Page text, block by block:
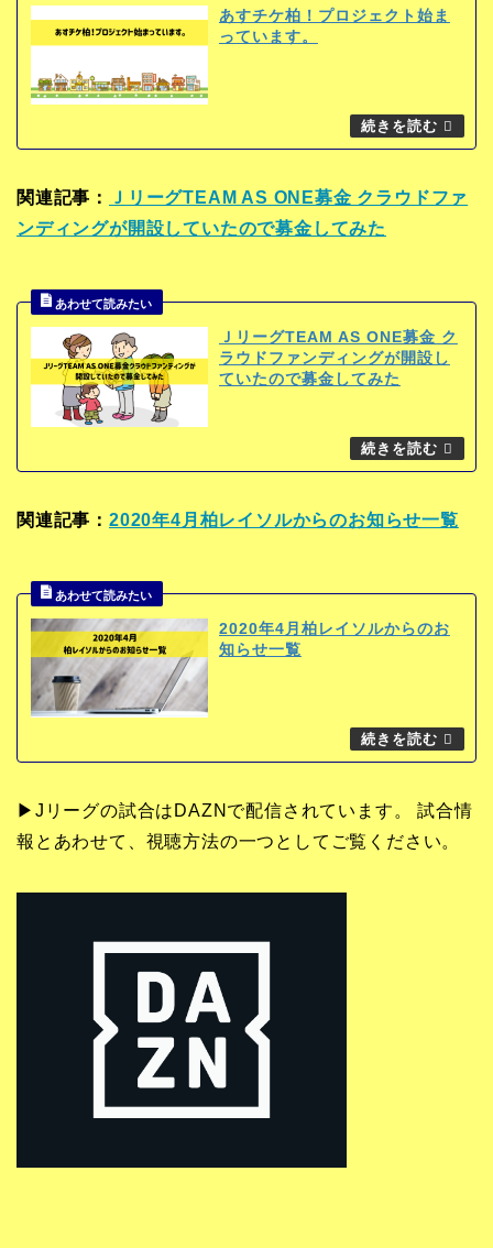
あすチケ柏！プロジェクト始ま
っています。
関連記事：
ＪリーグTEAM AS ONE募金 クラウドファ
ンディングが開設していたので募金してみた
ＪリーグTEAM AS ONE募金 ク
ラウドファンディングが開設し
ていたので募金してみた
関連記事： 2020年4月柏レイソルからのお知らせ一覧
2020年4月柏レイソルからのお
知らせ一覧
▶Jリーグの試合はDAZNで配信されています。 試合情
報とあわせて、視聴方法の一つとしてご覧ください。